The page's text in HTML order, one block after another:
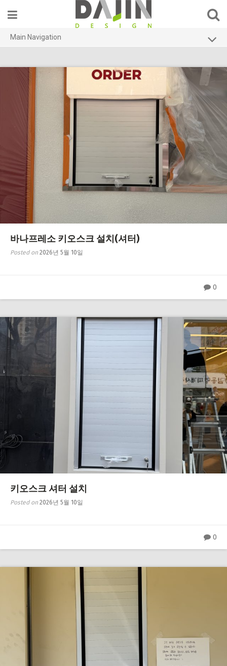
content
Main Navigation
소형셔터
자료실
회사소개
바나프레소 키오스크 설치(셔터)
Posted on 2026년 5월 10일
0
키오스크 셔터 설치
Posted on 2026년 5월 10일
0